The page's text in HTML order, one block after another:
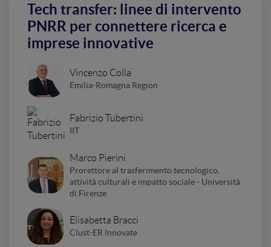
Tech transfer: linee di intervento
PNRR per connettere ricerca e
imprese innovative
Vincenzo Colla
Emilia-Romagna Region
Fabrizio Tubertini
IIT
Marco Pierini
Prorettore al trasferimento tecnologico,
attività culturali e impatto sociale - Università
di Firenze
Elisabetta Bracci
Clust-ER Innovate